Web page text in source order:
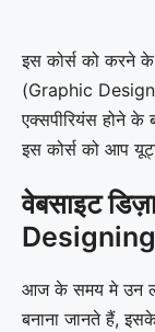
इस कोर्स को करने के
(Graphic
एक्सपीरियंस होने
इस कोर्स को आप
वेबसाइट
Designing
आज के समय मे उन
बनाना जानते हैं,